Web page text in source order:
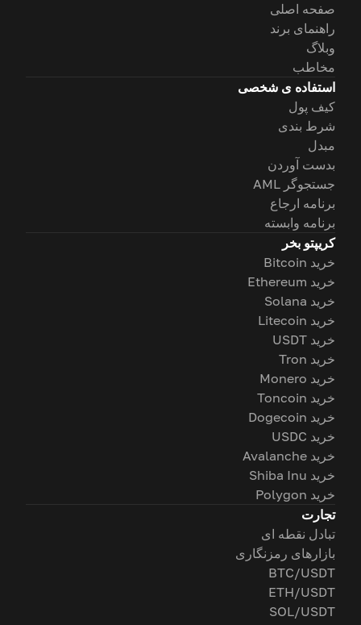
صفحه اصلی
راهنمای برند
وبلاگ
مخاطب
استفاده ی شخصی
کیف پول
شرط بندی
مبدل
بدست آوردن
جستجوگر AML
برنامه ارجاع
برنامه وابسته
کریپتو بخر
خرید Bitcoin
خرید Ethereum
خرید Solana
خرید Litecoin
خرید USDT
خرید Tron
خرید Monero
خرید Toncoin
خرید Dogecoin
خرید USDC
خرید Avalanche
خرید Shiba Inu
خرید Polygon
تجارت
تبادل نقطه ای
بازارهای رمزنگاری
BTC/USDT
ETH/USDT
SOL/USDT